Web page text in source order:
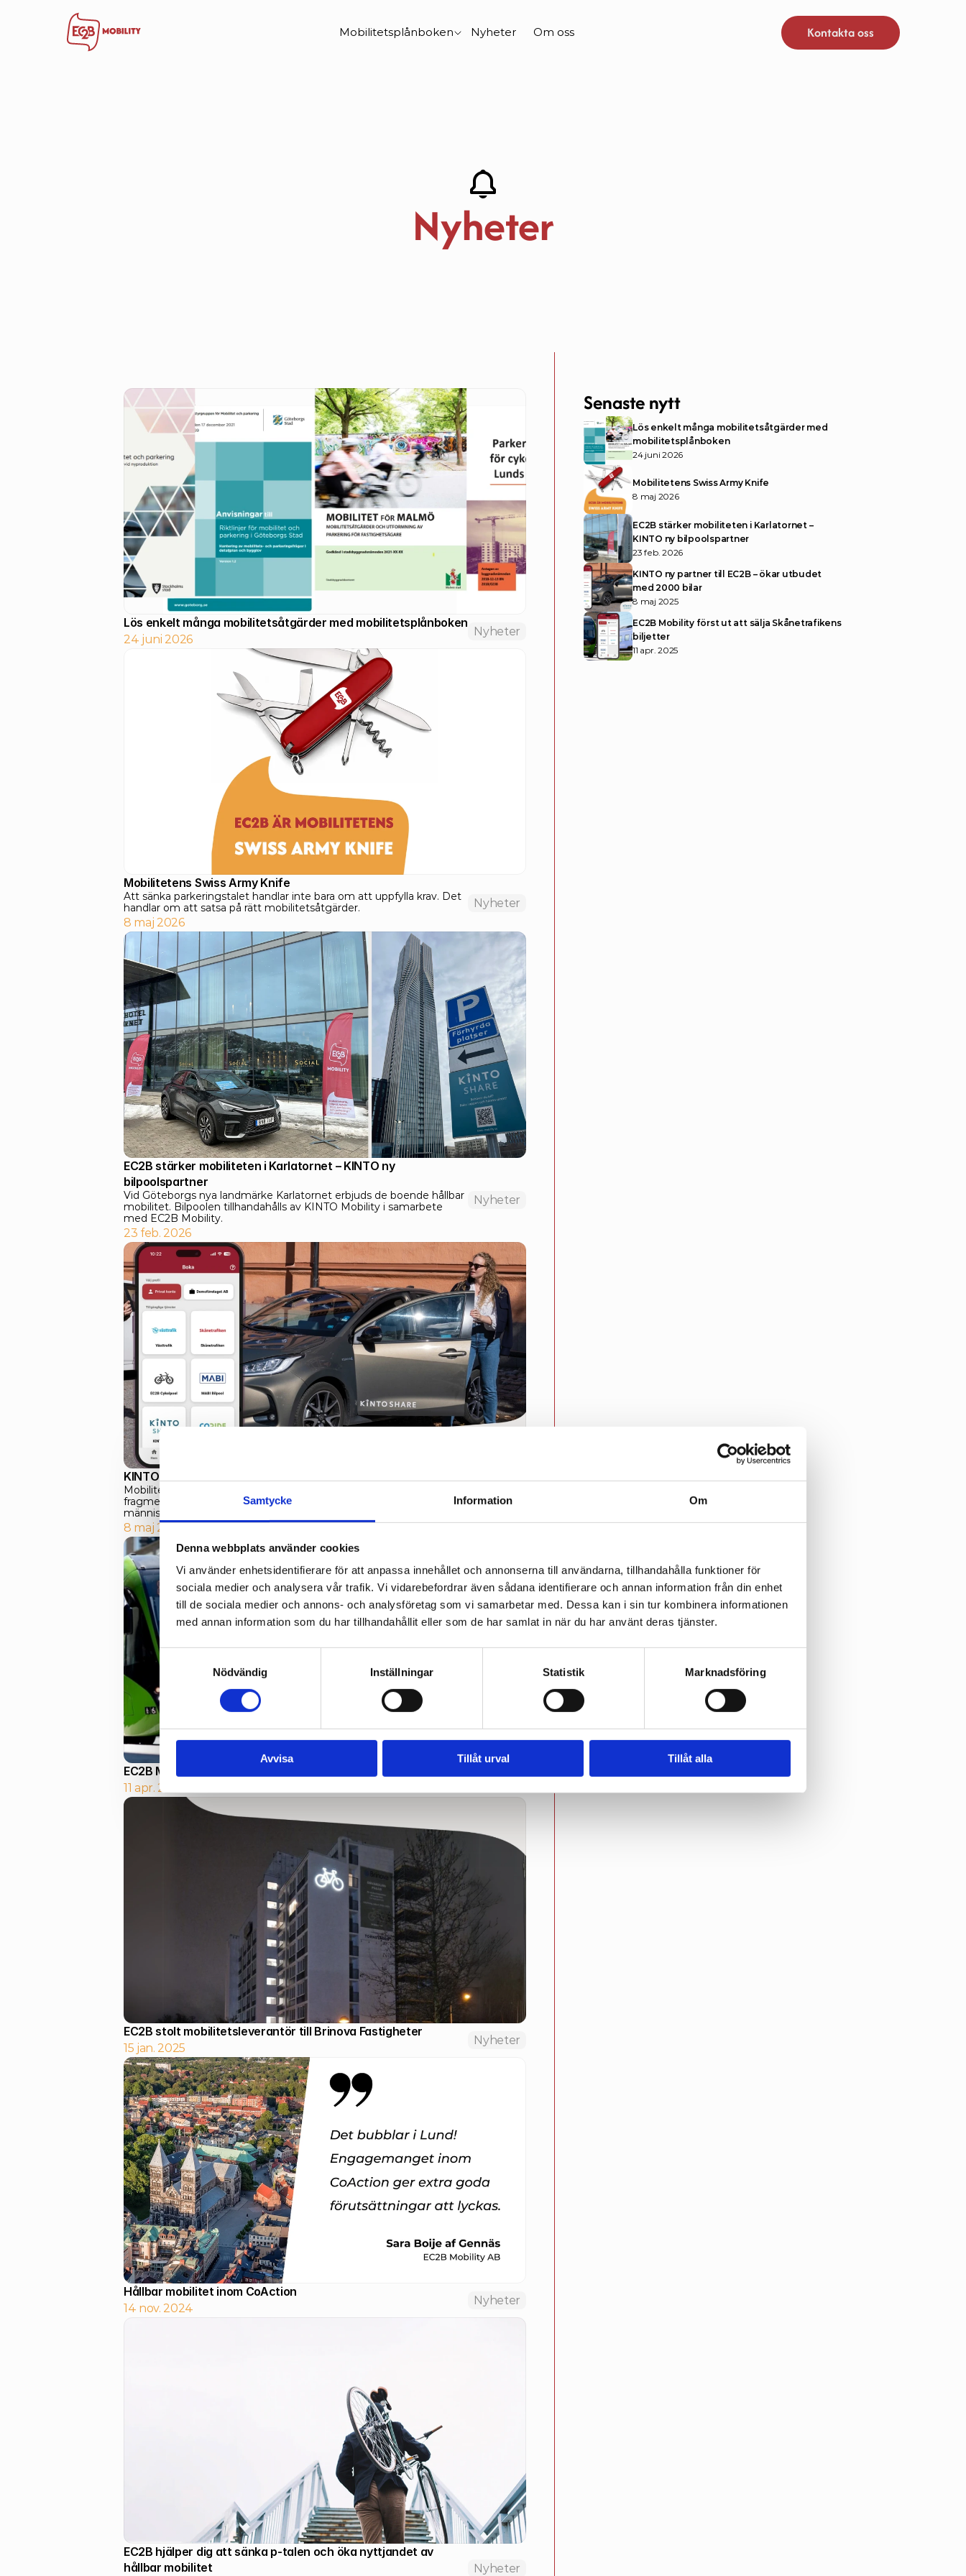
Samtycke Information Om
Denna webbplats använder cookies
Vi använder enhetsidentifierare för att anpassa innehållet och annonserna till användarna, tillhandahålla funktioner för
sociala medier och analysera vår trafik. Vi vidarebefordrar även sådana identifierare och annan information från din enhet
till de sociala medier och annons- och analysföretag som vi samarbetar med. Dessa kan i sin tur kombinera informationen
med annan information som du har tillhandahållit eller som de har samlat in när du har använt deras tjänster.
Samtyckesval
Nödvändig
Inställningar Statistik Marknadsföring
Avvisa Tillåt urval Tillåt alla
Mobilitetsplånboken Nyheter Om oss Kontakta oss
Nyheter
24 juni 2026
Nyheter
Mobilitetens Swiss Army Knife
Att sänka parkeringstalet handlar inte bara om att uppfylla krav. Det
handlar om att satsa på rätt mobilitetsåtgärder.
8 maj 2026
Nyheter
EC2B stärker mobiliteten i Karlatornet – KINTO ny
bilpoolspartner
Vid Göteborgs nya landmärke Karlatornet erbjuds de boende hållbar
mobilitet. Bilpoolen tillhandahålls av KINTO Mobility i samarbete
med EC2B Mobility.
23 feb. 2026
Nyheter
KINTO ny partner till EC2B – ökar utbudet med 2000 bilar
Mobilitet som personalförmån har länge varit krångligt. Spretiga och
fragmenterade lösningar som inte möter de faktiska behov många
människor har ...
8 maj 2025
Nyheter
EC2B Mobility först ut att sälja Skånetrafikens biljetter
11 apr. 2025
Nyheter
EC2B stolt mobilitetsleverantör till Brinova Fastigheter
15 jan. 2025
Nyheter
Hållbar mobilitet inom CoAction
14 nov. 2024
Nyheter
EC2B hjälper dig att sänka p-talen och öka nyttjandet av
hållbar mobilitet
Nyheter
Senaste nytt
Lös enkelt många mobilitetsåtgärder med
mobilitetsplånboken
24 juni 2026
Mobilitetens Swiss Army Knife
8 maj 2026
EC2B stärker mobiliteten i Karlatornet –
KINTO ny bilpoolspartner
23 feb. 2026
KINTO ny partner till EC2B – ökar utbudet
med 2000 bilar
8 maj 2025
EC2B Mobility först ut att sälja Skånetrafikens
biljetter
11 apr. 2025